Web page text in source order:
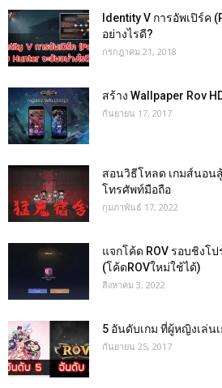
Identity V การอัพเปิร์ค
อย่างไรดี?
กรกฎาคม 21, 2018
สร้าง Wallpaper Rov
กันยายน 17, 2017
สอนวิธีโหลด เกมส์นอน
โทรศัพท์มือถือ
กุมภาพันธ์ 17, 2022
แจกโค้ด ROV รอบชิงโ
(โค้ดROVใหม่ใช้ได้)
สิงหาคม 3, 2022
5 อันดับเกม ที่ผู้หญิงเล่น
กันยายน 25, 2017